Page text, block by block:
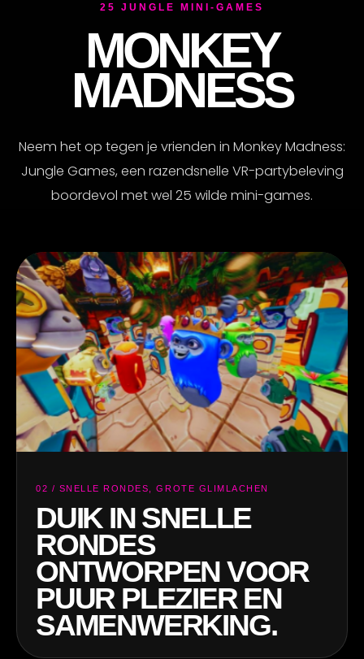
25 JUNGLE MINI-GAMES
MONKEY
MADNESS
Neem het op tegen je vrienden in Monkey Madness:
Jungle Games, een razendsnelle VR-partybeleving
boordevol met wel 25 wilde mini-games.
03 / CLAIM DE KROON
STORT JE IN EEN
FELLE STRIJD.
SLECHTS ÉÉN WINT
DE KROON VAN DE
APENKEIZER.